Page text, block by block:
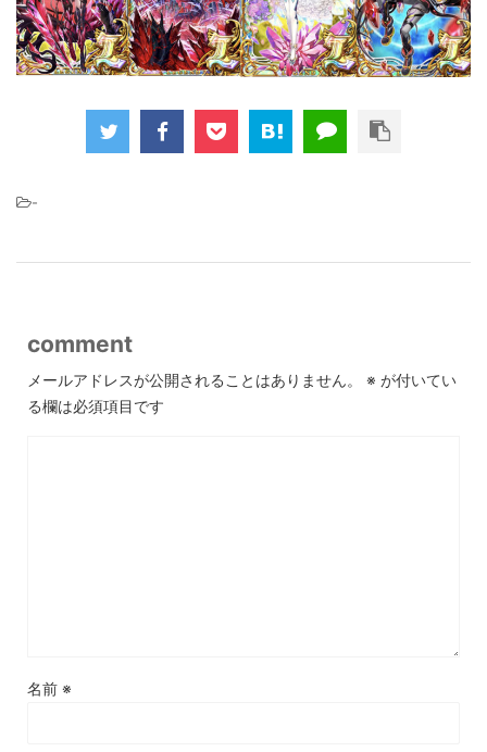
-
comment
メールアドレスが公開されることはありません。 ※ が付いてい
る欄は必須項目です
名前 ※